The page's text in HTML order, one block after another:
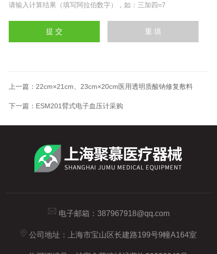
请输入计算结果（填写阿拉伯数字），如：三加四=7
上一篇： 22cm×21cm、23cm×20cm医用透明质酸钠修复敷料
下一篇： ESM201臂式电子血压计采购
电子邮箱： 387967918@qq.com
公司地址：上海市宝山区长建路199号9幢A164室